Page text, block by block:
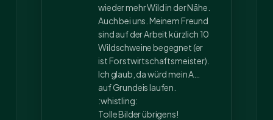
wieder mehr Wild in der Nähe.
Auch bei uns. Meinem Freund
sind auf der Arbeit kürzlich 10
Wildschweine begegnet (er
ist Forstwirtschaftsmeister).
Ich glaub, da würd mein A…
auf Grundeis laufen.
:whistling:
Tolle Bilder übrigens!